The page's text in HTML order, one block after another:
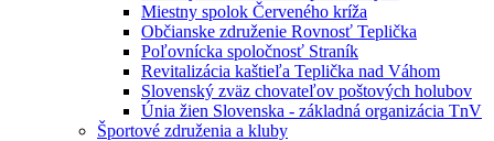
Miestny spolok Červeného kríža
Občianske združenie Rovnosť Teplička
Poľovnícka spoločnosť Straník
Revitalizácia kaštieľa Teplička nad Váhom
Slovenský zväz chovateľov poštových holubov
Únia žien Slovenska - základná organizácia TnV
Športové združenia a kluby